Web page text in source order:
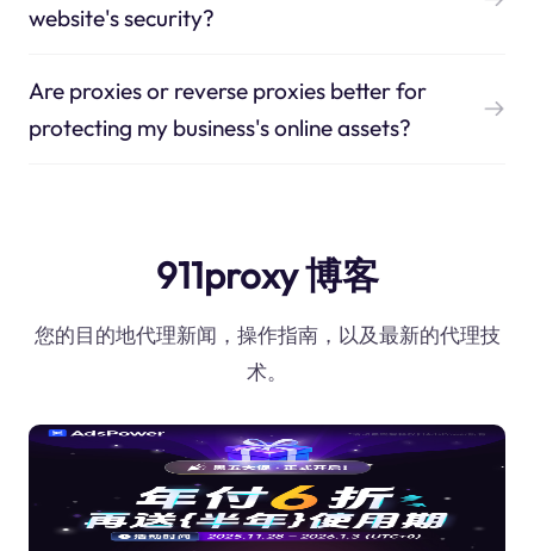
website's security?
Are proxies or reverse proxies better for
protecting my business's online assets?
911proxy 博客
您的目的地代理新闻，操作指南，以及最新的代理技
术。